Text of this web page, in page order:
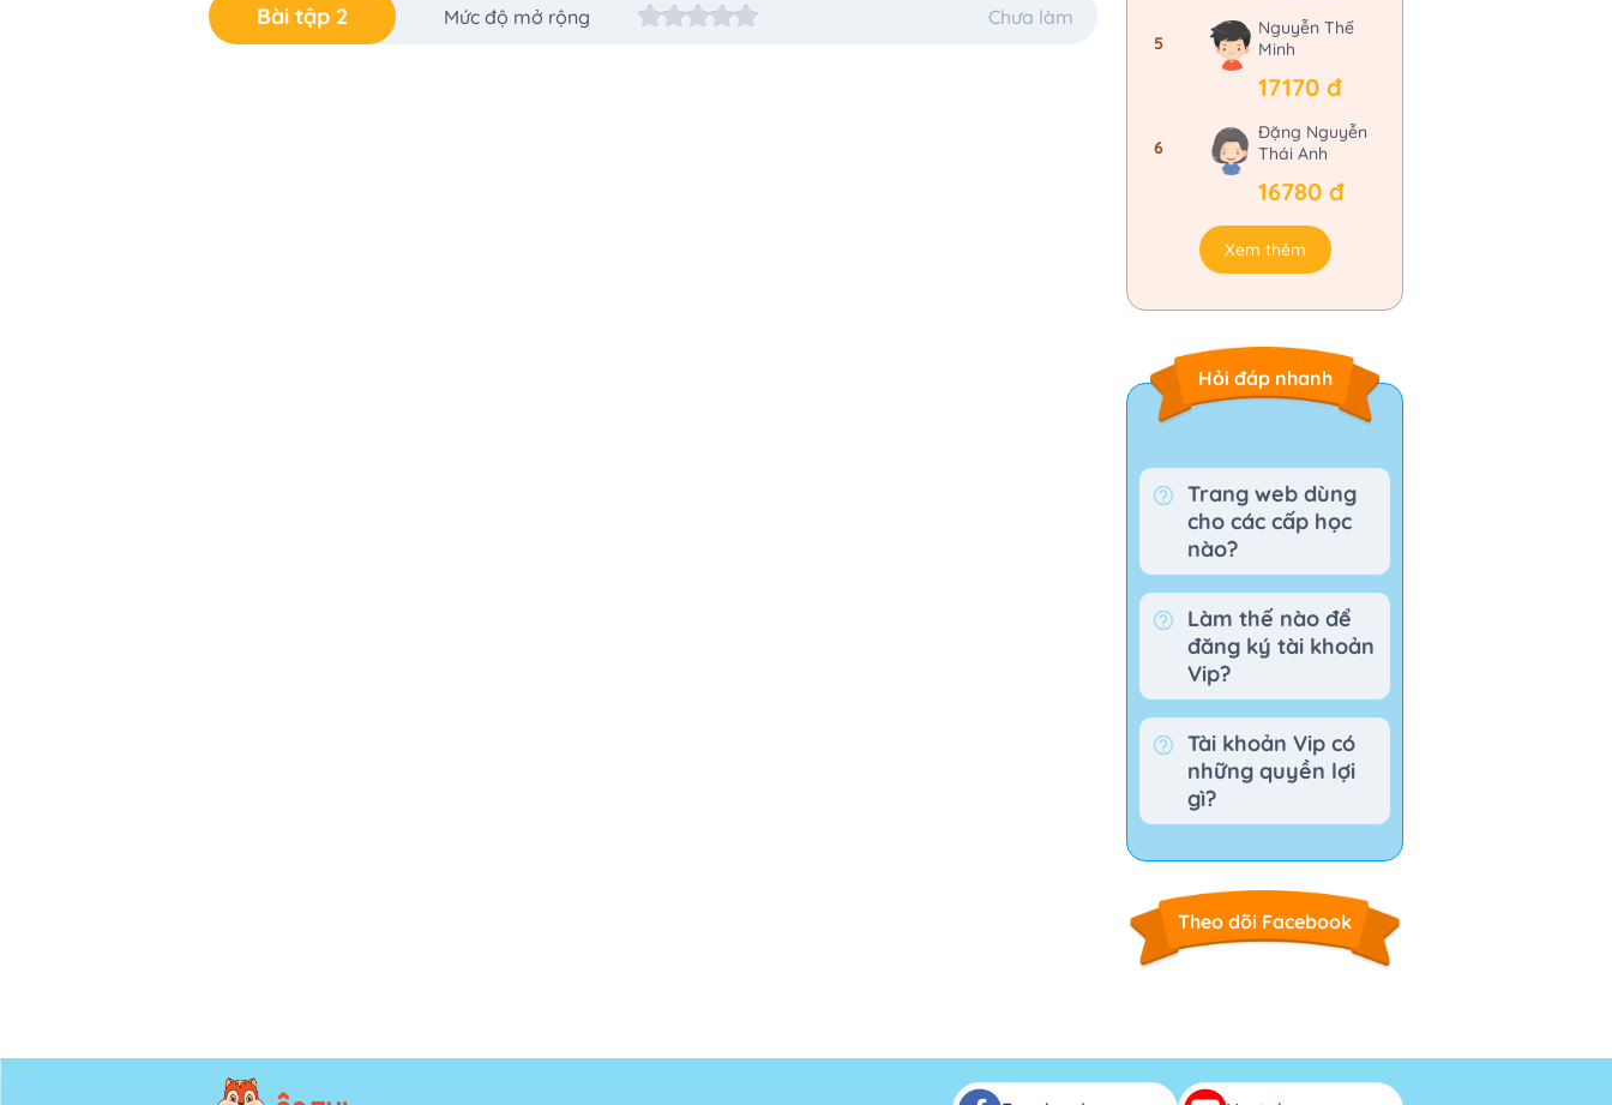
Bài tập 2 Mức độ mở rộng Chưa làm
5
Nguyễn Thế
Minh
17170 đ
6
Đặng Nguyễn
Thái Anh
16780 đ
Xem thêm
Hỏi đáp nhanh
Trang web dùng
cho các cấp học
nào?
Làm thế nào để
đăng ký tài khoản
Vip?
Tài khoản Vip có
những quyền lợi
gì?
Theo dõi Facebook